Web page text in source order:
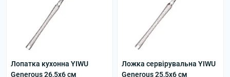
Лопатка кухонна YIWU
Generous 26,5х6 см
Ложка сервірувальна YIWU
Generous 25,5х6 см